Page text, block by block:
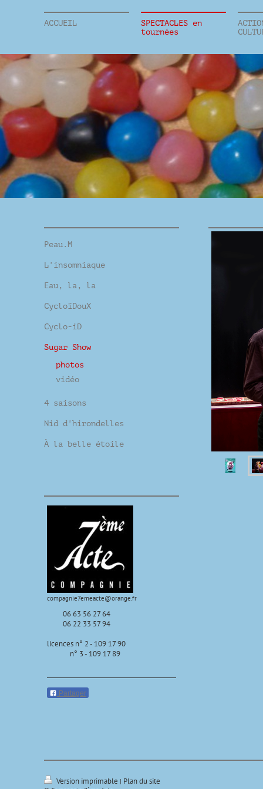
ACCUEIL
SPECTACLES en
tournées
Peau.M
L'insomniaque
Eau, la, la
CycloïDouX
Cyclo-iD
Sugar Show
photos
vidéo
4 saisons
Nid d'hirondelles
À la belle étoile
compagnie7emeacte@orange.fr
06 63 56 27 64
06 22 33 57 94
licences n° 2 - 109 17 90
n° 3 - 109 17 89
Partager
Version imprimable | Plan du site